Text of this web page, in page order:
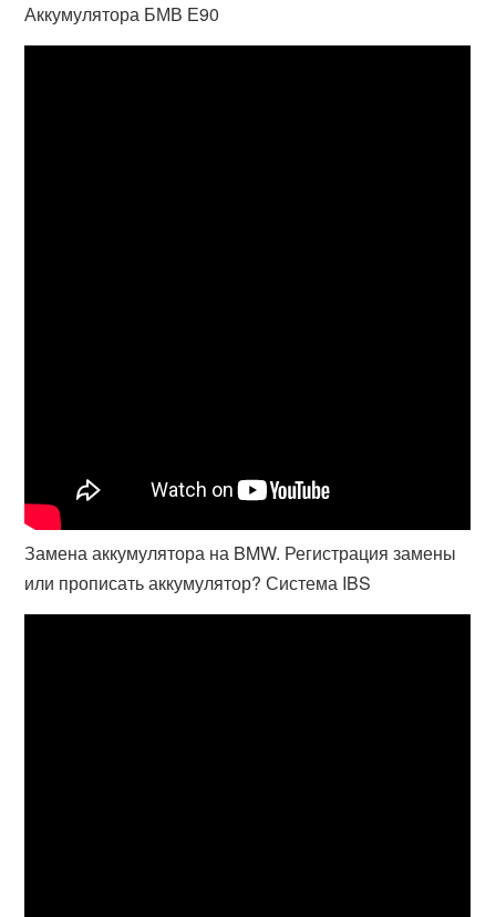
Аккумулятора БМВ Е90
Замена аккумулятора на BMW. Регистрация замены
или прописать аккумулятор? Система IBS